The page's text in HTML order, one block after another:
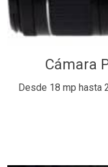
Cámara
Desde 18 mp hasta